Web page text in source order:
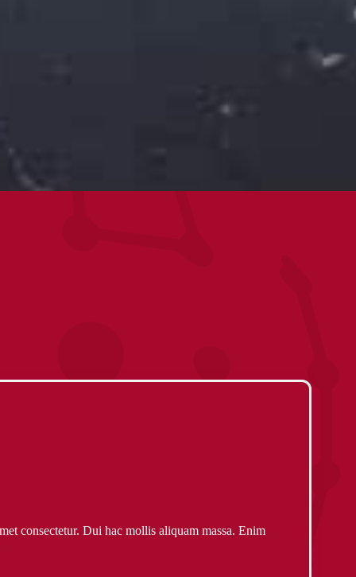
consectetur. Dui hac mollis aliquam massa. Enim